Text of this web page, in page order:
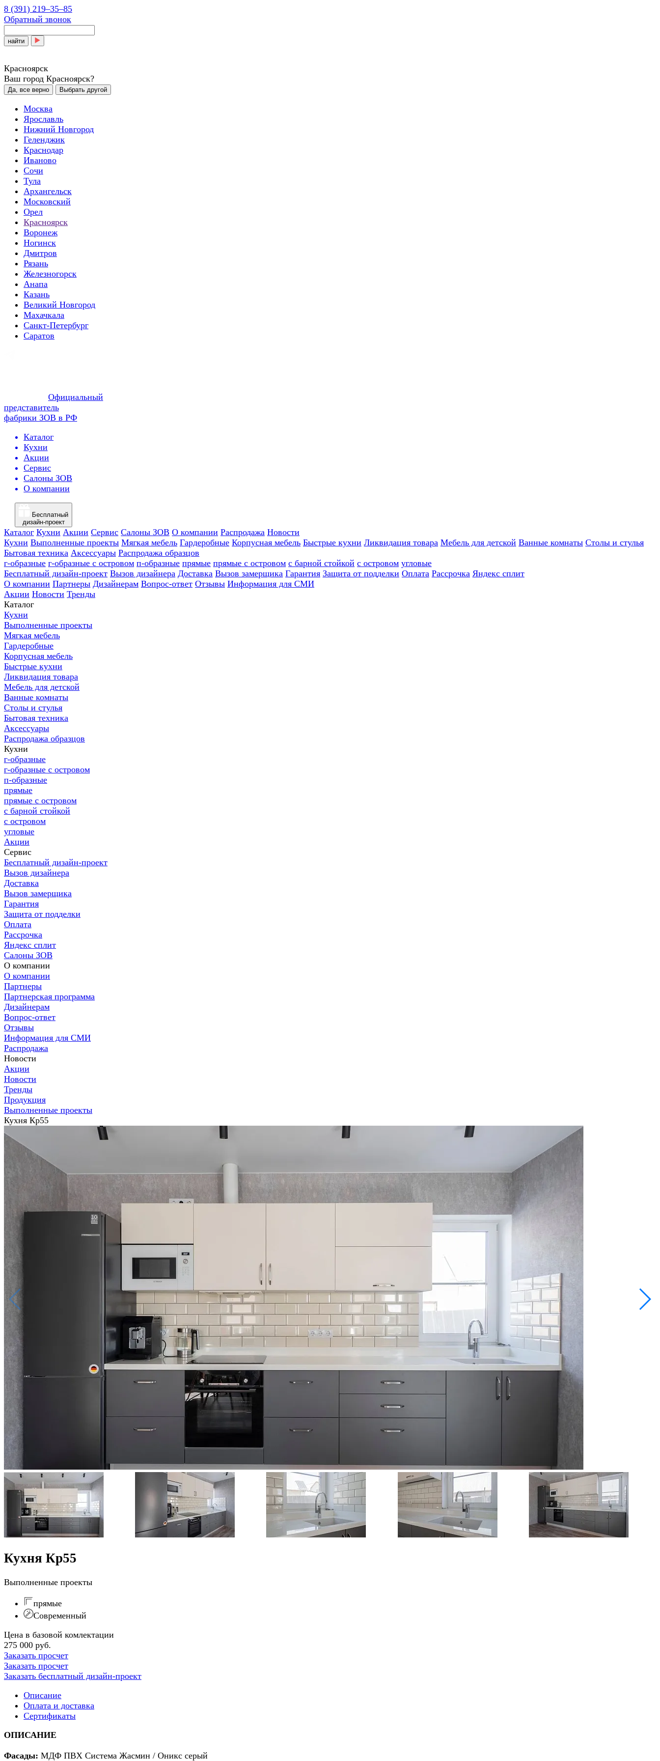
8 (391) 219‒35‒85
Обратный звонок
найти
Красноярск
Ваш город Красноярск?
Да, все верно Выбрать другой
Москва
Ярославль
Нижний Новгород
Геленджик
Краснодар
Иваново
Сочи
Тула
Архангельск
Московский
Орел
Красноярск
Воронеж
Ногинск
Дмитров
Рязань
Железногорск
Анапа
Казань
Великий Новгород
Махачкала
Санкт-Петербург
Саратов
Официальный
представитель
фабрики ЗОВ в РФ
Каталог
Кухни
Акции
Сервис
Салоны ЗОВ
О компании
Бесплатный
дизайн-проект
Каталог Кухни Акции Сервис Салоны ЗОВ О компании Распродажа Новости
Кухни Выполненные проекты Мягкая мебель Гардеробные Корпусная мебель Быстрые кухни Ликвидация товара Мебель для детской Ванные комнаты Столы и стулья
Бытовая техника Аксессуары Распродажа образцов
г-образные г-образные с островом п-образные прямые прямые с островом с барной стойкой с островом угловые
Бесплатный дизайн-проект Вызов дизайнера Доставка Вызов замерщика Гарантия Защита от подделки Оплата Рассрочка Яндекс сплит
О компании Партнеры Дизайнерам Вопрос-ответ Отзывы Информация для СМИ
Акции Новости Тренды
Каталог
Кухни
Выполненные проекты
Мягкая мебель
Гардеробные
Корпусная мебель
Быстрые кухни
Ликвидация товара
Мебель для детской
Ванные комнаты
Столы и стулья
Бытовая техника
Аксессуары
Распродажа образцов
Кухни
г-образные
г-образные с островом
п-образные
прямые
прямые с островом
с барной стойкой
с островом
угловые
Акции
Сервис
Бесплатный дизайн-проект
Вызов дизайнера
Доставка
Вызов замерщика
Гарантия
Защита от подделки
Оплата
Рассрочка
Яндекс сплит
Салоны ЗОВ
О компании
О компании
Партнеры
Партнерская программа
Дизайнерам
Вопрос-ответ
Отзывы
Информация для СМИ
Распродажа
Новости
Акции
Новости
Тренды
Продукция
Выполненные проекты
Кухня Кр55
Кухня Кр55
Выполненные проекты
прямые
Современный
Цена в базовой комлектации
275 000 руб.
Заказать просчет
Заказать просчет
Заказать бесплатный дизайн-проект
Описание
Оплата и доставка
Сертификаты
ОПИСАНИЕ
Фасады: МДФ ПВХ Система Жасмин / Оникс серый